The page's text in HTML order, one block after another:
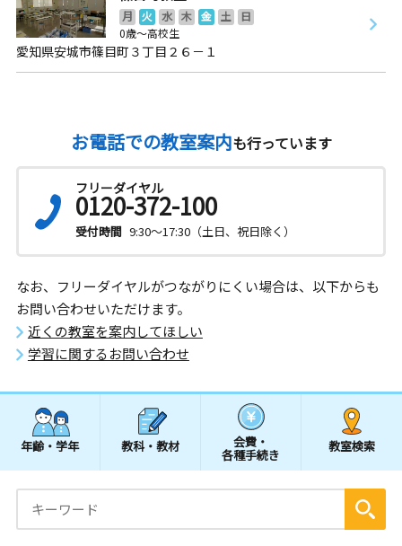
月 火 水 木 金 土
日
0歳～高校生
愛知県安城市篠目町３丁目２６－１
お電話での教室案内も行っています
フリーダイヤル
0120-372-100
受付時間 9:30～17:30（土日、祝日除く）
なお、フリーダイヤルがつながりにくい場合は、以下からも
お問い合わせいただけます。
近くの教室を案内してほしい
学習に関するお問い合わせ
年齢・学年 教科・教材 会費・
各種手続き
教室検索